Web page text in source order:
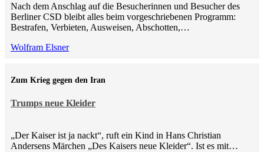
Nach dem Anschlag auf die Besucherinnen und Besucher des
Berliner CSD bleibt alles beim vorgeschriebenen Programm:
Bestrafen, Verbieten, Ausweisen, Abschotten,…
Wolfram Elsner
Trumps neue Kleider
Zum Krieg gegen den Iran
„Der Kaiser ist ja nackt“, ruft ein Kind in Hans Christian
Andersens Märchen „Des Kaisers neue Kleider“. Ist es mit…